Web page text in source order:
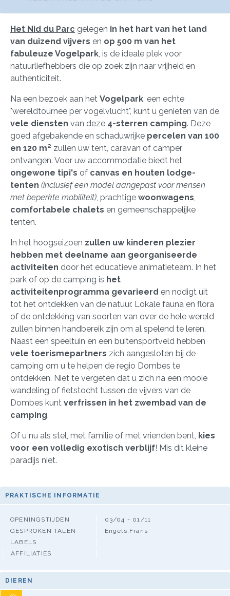
Het Nid du Parc gelegen in het hart van het land
van duizend vijvers en op 500 m van het
fabuleuze Vogelpark , is de ideale plek voor
natuurliefhebbers die op zoek zijn naar vrijheid en
authenticiteit.
Na een bezoek aan het Vogelpark , een echte
"wereldtournee per vogelvlucht", kunt u genieten van de
vele diensten van deze 4-sterren camping. Deze
goed afgebakende en schaduwrijke percelen van 100
en 120 m² zullen uw tent, caravan of camper
ontvangen. Voor uw accommodatie biedt het
ongewone tipi's of canvas en houten lodge-
tenten (inclusief een model aangepast voor mensen
met beperkte mobiliteit) , prachtige woonwagens
comfortabele chalets en gemeenschappelijke
tenten.
In het hoogseizoen zullen uw kinderen plezier
hebben met deelname aan georganiseerde
activiteiten door het educatieve animatieteam. In het
park of op de camping is het
activiteitenprogramma gevarieerd en nodigt uit
tot het ontdekken van de natuur. Lokale fauna en flora
of de ontdekking van soorten van over de hele wereld
zullen binnen handbereik zijn om al spelend te leren.
Naast een speeltuin en een buitensportveld hebben
vele toerismepartners zich aangesloten bij de
camping om u te helpen de regio Dombes te
ontdekken. Niet te vergeten dat u zich na een mooie
wandeling of fietstocht tussen de vijvers van de
Dombes kunt verfrissen in het zwembad van de
camping.
Of u nu als stel, met familie of met vrienden bent, kies
voor een volledig exotisch verblijf! Mis dit kleine
paradijs niet.
PRAKTISCHE INFORMATIE
OPENINGSTIJDEN
03/04 - 01/11
GESPROKEN TALEN
Engels,Frans
LABELS
AFFILIATIES
DIEREN